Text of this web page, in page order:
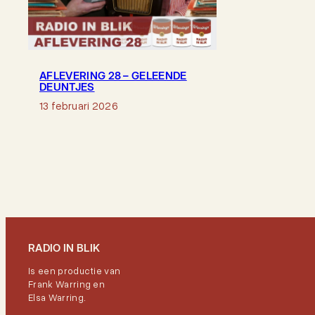
AFLEVERING 28 – GELEENDE
DEUNTJES
13 februari 2026
RADIO IN BLIK
Is een productie van
Frank Warring en
Elsa Warring.